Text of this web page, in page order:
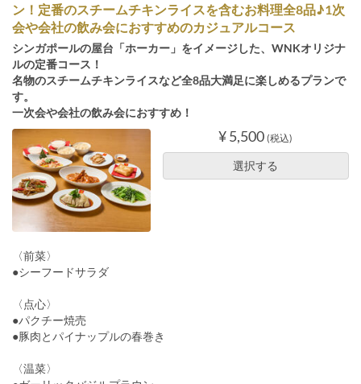
ン！定番のスチームチキンライスを含むお料理全8品♪1次
会や会社の飲み会におすすめのカジュアルコース
シンガポールの屋台「ホーカー」をイメージした、WNKオリジナ
ルの定番コース！
名物のスチームチキンライスなど全8品大満足に楽しめるプランで
す。
一次会や会社の飲み会におすすめ！
¥ 5,500 (税込)
選択する
〈前菜〉
●シーフードサラダ
〈点心〉
●パクチー焼売
●豚肉とパイナップルの春巻き
〈温菜〉